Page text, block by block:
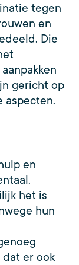
tegen
en
Die
gericht op
aspecten.
en
het is
hun
er ook